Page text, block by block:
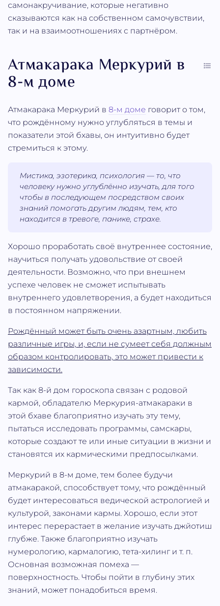
самонакручивание, которые негативно
сказываются как на собственном самочувствии,
так и на взаимоотношениях с партнёром.
Атмакарака Меркурий в
8-м доме
Атмакарака Меркурий в 8-м доме говорит о том,
что рождённому нужно углубляться в темы и
показатели этой бхавы, он интуитивно будет
стремиться к этому.
Мистика, эзотерика, психология — то, что
человеку нужно углублённо изучать, для того
чтобы в последующем посредством своих
знаний помогать другим людям, тем, кто
находится в тревоге, панике, страхе.
Хорошо проработать своё внутреннее состояние,
научиться получать удовольствие от своей
деятельности. Возможно, что при внешнем
успехе человек не сможет испытывать
внутреннего удовлетворения, а будет находиться
в постоянном напряжении.
Рождённый может быть очень азартным, любить
различные игры, и, если не сумеет себя должным
образом контролировать, это может привести к
зависимости.
Так как 8-й дом гороскопа связан с родовой
кармой, обладателю Меркурия-атмакараки в
этой бхаве благоприятно изучать эту тему,
пытаться исследовать программы, самскары,
которые создают те или иные ситуации в жизни и
становятся их кармическими предпосылками.
Меркурий в 8-м доме, тем более будучи
атмакаракой, способствует тому, что рождённый
будет интересоваться ведической астрологией и
культурой, законами кармы. Хорошо, если этот
интерес перерастает в желание изучать джйотиш
глубже. Также благоприятно изучать
нумерологию, кармалогию, тета-хилинг и т. п.
Основная возможная помеха —
поверхностность. Чтобы пойти в глубину этих
знаний, может понадобиться время.